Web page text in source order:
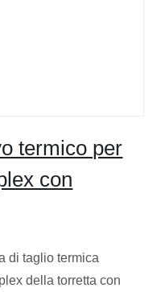
termico per
con
di taglio termica
della torretta con